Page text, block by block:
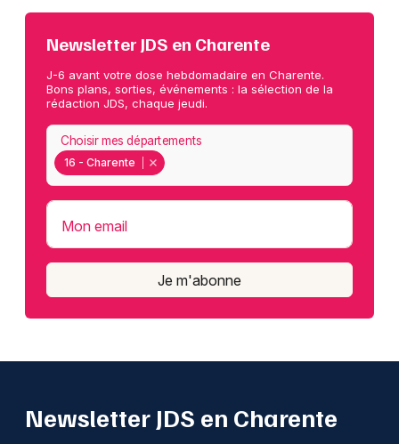
Newsletter JDS en Charente
J-6 avant votre dose hebdomadaire en Charente.
Bons plans, sorties, événements : la sélection de la
rédaction JDS, chaque jeudi.
16 - Charente
Choisir mes départements
Mon email
Je m'abonne
Newsletter JDS en Charente